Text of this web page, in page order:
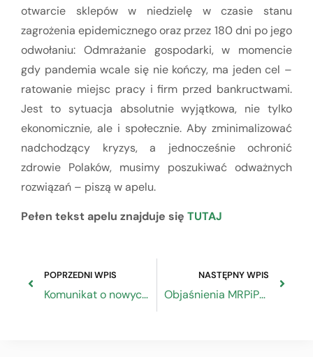
otwarcie sklepów w niedzielę w czasie stanu
zagrożenia epidemicznego oraz przez 180 dni po jego
odwołaniu: Odmrażanie gospodarki, w momencie
gdy pandemia wcale się nie kończy, ma jeden cel –
ratowanie miejsc pracy i firm przed bankructwami.
Jest to sytuacja absolutnie wyjątkowa, nie tylko
ekonomicznie, ale i społecznie. Aby zminimalizować
nadchodzący kryzys, a jednocześnie ochronić
zdrowie Polaków, musimy poszukiwać odważnych
rozwiązań – piszą w apelu.
Pełen tekst apelu znajduje się TUTAJ
POPRZEDNI WPIS
Komunikat o nowych zakładkach na portalu MSZ – Projekty i przetargi międzynarodowe
NASTĘPNY WPIS
Objaśnienia MRPiPS w sprawie świadczenia postojowego